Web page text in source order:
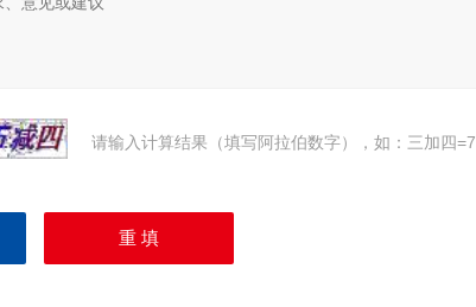
请输入计算结果（填写阿拉伯数字），如：三加四=7